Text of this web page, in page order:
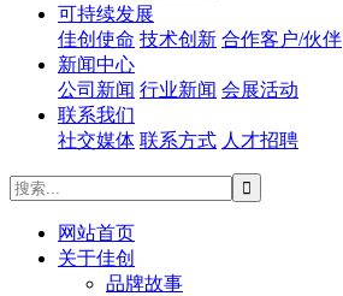
可持续发展
佳创使命 技术创新 合作客户/伙伴
新闻中心
公司新闻 行业新闻 会展活动
联系我们
社交媒体 联系方式 人才招聘
网站首页
关于佳创
品牌故事